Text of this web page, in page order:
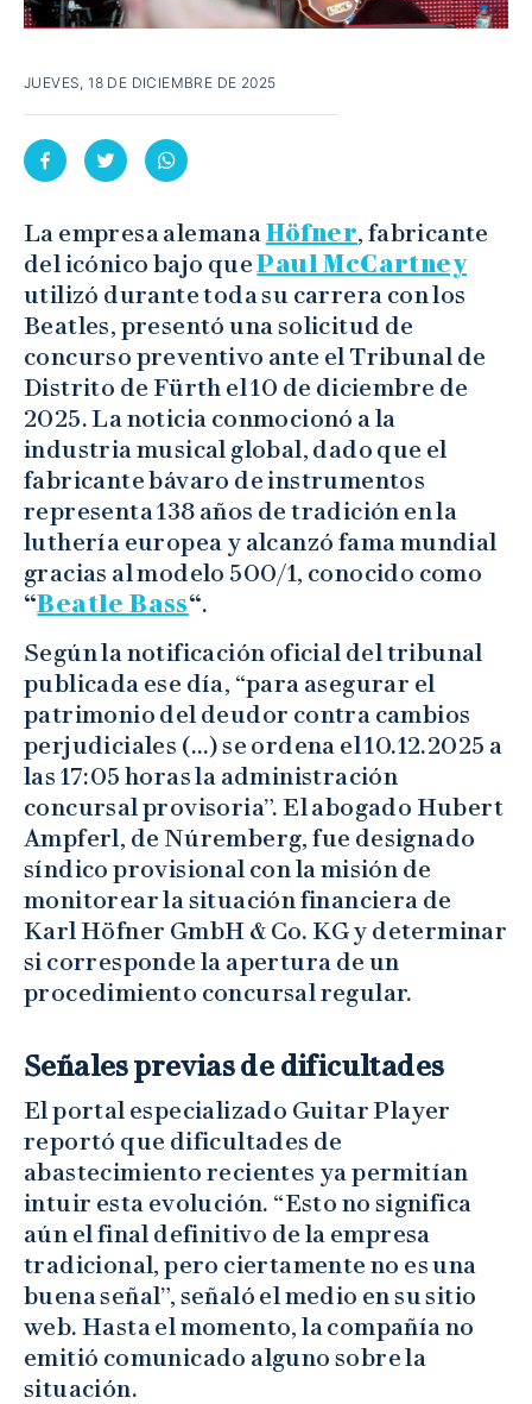
JUEVES, 18 DE DICIEMBRE DE 2025
La empresa alemanaHöfner, fabricante
del icónico bajo quePaul McCartney
utilizó durante toda su carrera con los
Beatles, presentó una solicitud de
concurso preventivo ante el Tribunal de
Distrito de Fürth el 10 de diciembre de
2025. La noticia conmocionó a la
industria musical global, dado que el
fabricante bávaro de instrumentos
representa 138 años de tradición en la
luthería europea y alcanzó fama mundial
gracias al modelo 500/1, conocido como
“Beatle Bass“.
Según la notificación oficial del tribunal
publicada ese día, “para asegurar el
patrimonio del deudor contra cambios
perjudiciales (…) se ordena el 10.12.2025 a
las 17:05 horas la administración
concursal provisoria”. El abogado Hubert
Ampferl, de Núremberg, fue designado
síndico provisional con la misión de
monitorear la situación financiera de
Karl Höfner GmbH & Co. KG y determinar
si corresponde la apertura de un
procedimiento concursal regular.
Señales previas de dificultades
El portal especializado Guitar Player
reportó que dificultades de
abastecimiento recientes ya permitían
intuir esta evolución. “Esto no significa
aún el final definitivo de la empresa
tradicional, pero ciertamente no es una
buena señal”, señaló el medio en su sitio
web. Hasta el momento, la compañía no
emitió comunicado alguno sobre la
situación.